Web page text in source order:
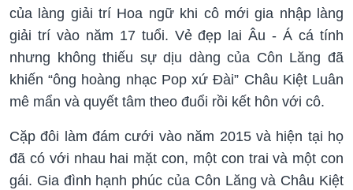
của làng giải trí Hoa ngữ khi cô mới gia nhập làng
giải trí vào năm 17 tuổi. Vẻ đẹp lai Âu - Á cá tính
nhưng không thiếu sự dịu dàng của Côn Lăng đã
khiến “ông hoàng nhạc Pop xứ Đài” Châu Kiệt Luân
mê mẩn và quyết tâm theo đuổi rồi kết hôn với cô.
Cặp đôi làm đám cưới vào năm 2015 và hiện tại họ
đã có với nhau hai mặt con, một con trai và một con
gái. Gia đình hạnh phúc của Côn Lăng và Châu Kiệt